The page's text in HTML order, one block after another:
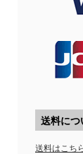
送料につ
送料はこち